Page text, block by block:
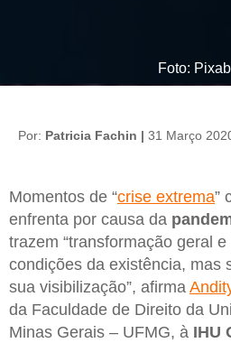
Foto:
Por: Patricia Fachin | 31 Março
Momentos de “crise extrema”
enfrenta por causa da
trazem “transformação geral
condições da existência, mas
sua visibilização”, afirma
da Faculdade de Direito da
Minas Gerais – UFMG, à IHU